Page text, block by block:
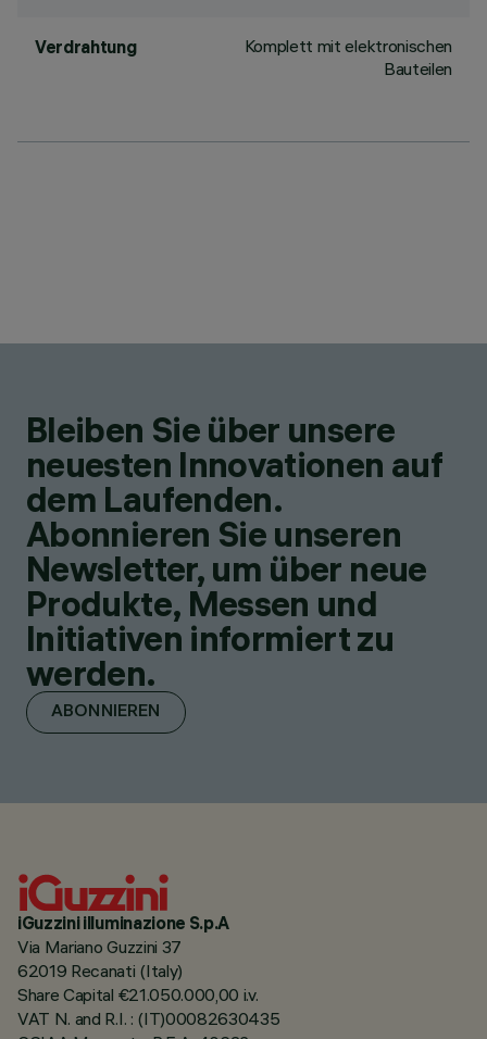
Verdrahtung
Komplett mit elektronischen
Bauteilen
Bleiben Sie über unsere
neuesten Innovationen auf
dem Laufenden.
Abonnieren Sie unseren
Newsletter, um über neue
Produkte, Messen und
Initiativen informiert zu
werden.
ABONNIEREN
iGuzzini illuminazione S.p.A
Via Mariano Guzzini 37
62019 Recanati (Italy)
Share Capital €21.050.000,00 i.v.
VAT N. and R.I. : (IT)00082630435